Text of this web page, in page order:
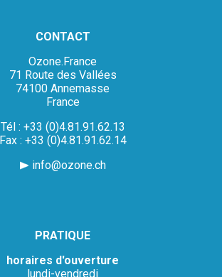
CONTACT
Ozone.France
71 Route des Vallées
74100 Annemasse
France
Tél : +33 (0)4.81.91.62.13
Fax : +33 (0)4.81.91.62.14
info@ozone.ch
PRATIQUE
horaires d'ouverture
lundi-vendredi